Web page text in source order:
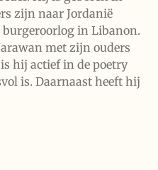
zijn naar Jordanië
burgeroorlog in Libanon.
met zijn ouders
hij actief in de poetry
is. Daarnaast heeft hij